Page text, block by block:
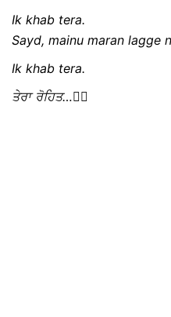
Ik khab tera.
Sayd, mainu maran lagge
Ik khab tera.
ਤੇਰਾ ਰੋਹਿਤ…✍🏻